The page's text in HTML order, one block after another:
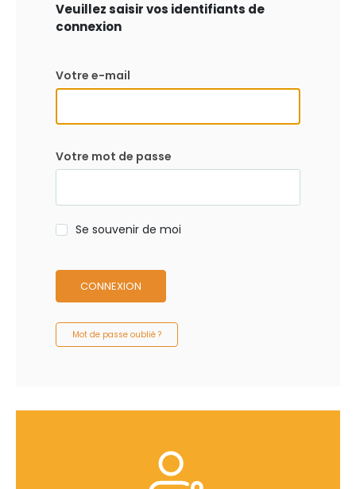
Veuillez saisir vos identifiants de
connexion
Votre e-mail
Votre mot de passe
Se souvenir de moi
CONNEXION
Mot de passe oublié ?